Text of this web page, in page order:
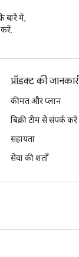
बारे में,
प्रॉडक्ट की
कीमत और प्लान
बिक्री टीम से संपर्क करें
सहायता
सेवा की शर्तों